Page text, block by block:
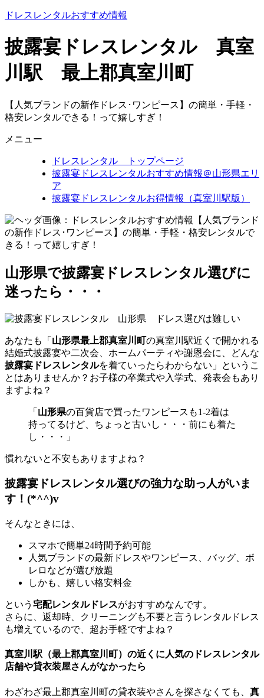
ドレスレンタルおすすめ情報
披露宴ドレスレンタル 真室
川駅 最上郡真室川町
【人気ブランドの新作ドレス･ワンピース】の簡単・手軽・
格安レンタルできる！って嬉しすぎ！
メニュー
ドレスレンタル トップページ
披露宴ドレスレンタルおすすめ情報＠山形県エリ
ア
披露宴ドレスレンタルお得情報（真室川駅版）
山形県で披露宴ドレスレンタル選びに
迷ったら・・・
あなた も「 山形県最上郡真室川町の真室川駅近くで開かれる
結婚式披露宴や二次会、ホームパーティや謝恩会に、どんな
披露宴ドレスレンタルを着ていったらわからない」というこ
とはありませんか？お子様の卒業式や入学式、発表会もあり
ますよね？
「 山形県の百貨店で買ったワンピースも1-2着は
持ってるけど、ちょっと古いし・・・前にも着た
し・・・」
慣れないと不安もありますよね？
披露宴ドレスレンタル選びの強力な助っ人がいま
す！(*^^)v
そんなときには、
スマホで簡単24時間予約可能
人気ブランドの最新ドレスやワンピース、バッグ、ボ
レロなどが選び放題
しかも、嬉しい格安料金
という 宅配レンタルドレスがおすすめなんです。
さらに、 返却時、クリーニングも不要と言うレンタルドレス
も増えているので、 超お手軽ですよね？
真室川駅（最上郡真室川町）の近くに人気のドレスレンタル
店舗や貸衣装屋さんがなかったら
わざわざ最上郡真室川町の貸衣装やさんを探さなくても、 真